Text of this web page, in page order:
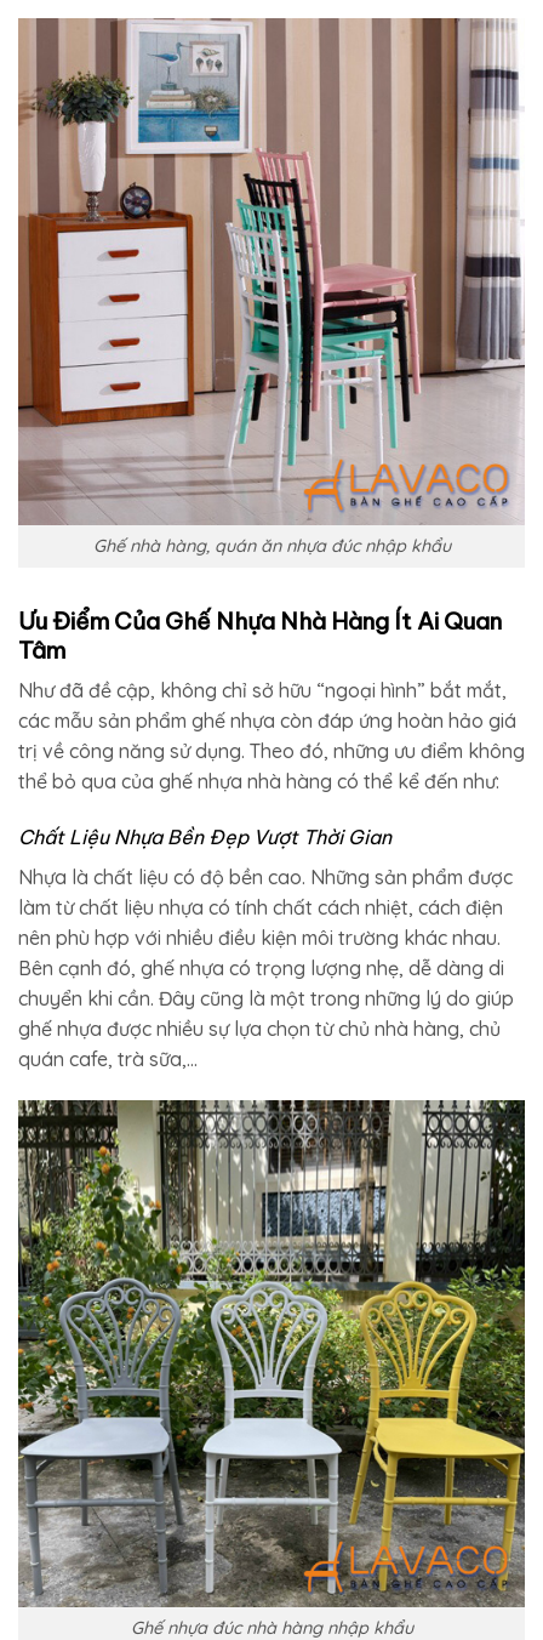
Ghế nhà hàng, quán ăn nhựa đúc nhập khẩu
Ưu Điểm Của Ghế Nhựa Nhà Hàng Ít Ai Quan
Tâm
Như đã đề cập, không chỉ sở hữu “ngoại hình” bắt mắt,
các mẫu sản phẩm ghế nhựa còn đáp ứng hoàn hảo giá
trị về công năng sử dụng. Theo đó, những ưu điểm không
thể bỏ qua của ghế nhựa nhà hàng có thể kể đến như:
Chất Liệu Nhựa Bền Đẹp Vượt Thời Gian
Nhựa là chất liệu có độ bền cao. Những sản phẩm được
làm từ chất liệu nhựa có tính chất cách nhiệt, cách điện
nên phù hợp với nhiều điều kiện môi trường khác nhau.
Bên cạnh đó, ghế nhựa có trọng lượng nhẹ, dễ dàng di
chuyển khi cần. Đây cũng là một trong những lý do giúp
ghế nhựa được nhiều sự lựa chọn từ chủ nhà hàng, chủ
quán cafe, trà sữa,…
Ghế nhựa đúc nhà hàng nhập khẩu